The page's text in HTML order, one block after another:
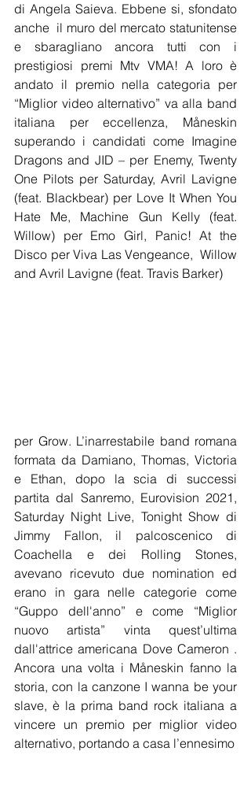
di Angela Saieva. Ebbene si, sfondato
anche  il muro del mercato statunitense
e sbaragliano ancora tutti con i
prestigiosi premi Mtv VMA! A loro è
andato il premio nella categoria per
“Miglior video alternativo” va alla band
italiana per eccellenza, Måneskin
superando i candidati come Imagine
Dragons and JID – per Enemy, Twenty
One Pilots per Saturday, Avril Lavigne
(feat. Blackbear) per Love It When You
Hate Me, Machine Gun Kelly (feat.
Willow) per Emo Girl, Panic! At the
Disco per Viva Las Vengeance,  Willow
and Avril Lavigne (feat. Travis Barker)
per Grow. L’inarrestabile band romana
formata da Damiano, Thomas, Victoria
e Ethan, dopo la scia di successi
partita dal Sanremo, Eurovision 2021,
Saturday Night Live, Tonight Show di
Jimmy Fallon, il palcoscenico di
Coachella e dei Rolling Stones,
avevano ricevuto due nomination ed
erano in gara nelle categorie come
“Guppo dell'anno” e come “Miglior
nuovo artista” vinta quest’ultima
dall'attrice americana Dove Cameron .
Ancora una volta i Måneskin fanno la
storia, con la canzone I wanna be your
slave, è la prima band rock italiana a
vincere un premio per miglior video